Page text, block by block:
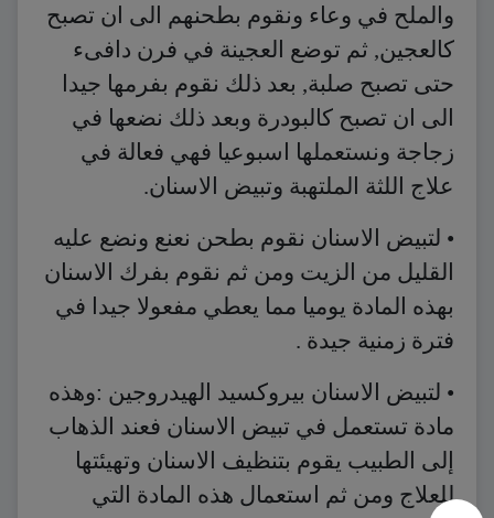
والملح في وعاء ونقوم بطحنهم الى ان تصبح
كالعجين, ثم توضع العجينة في فرن دافىء
حتى تصبح صلبة, بعد ذلك نقوم بفرمها جيدا
الى ان تصبح كالبودرة وبعد ذلك نضعها في
زجاجة ونستعملها اسبوعيا فهي فعالة في
علاج اللثة الملتهبة وتبيض الاسنان.
• لتبيض الاسنان نقوم بطحن نعنع ونضع عليه
القليل من الزيت ومن ثم نقوم بفرك الاسنان
بهذه المادة يوميا مما يعطي مفعولا جيدا في
فترة زمنية جيدة .
• لتبيض الاسنان بيروكسيد الهيدروجين :وهذه
مادة تستعمل في تبيض الاسنان فعند الذهاب
إلى الطبيب يقوم بتنظيف الاسنان وتهيئتها
للعلاج ومن ثم استعمال هذه المادة التي